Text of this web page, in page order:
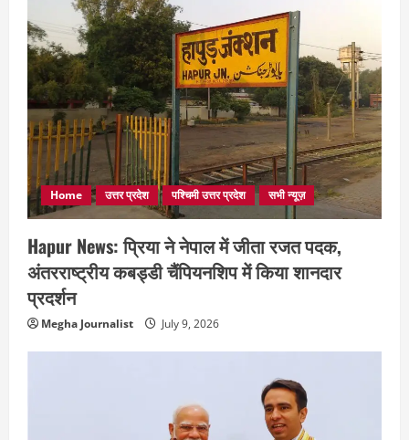
Home उत्तर प्रदेश पश्चिमी उत्तर प्रदेश सभी न्यूज़
Hapur News: प्रिया ने नेपाल में जीता रजत पदक,
अंतरराष्ट्रीय कबड्डी चैंपियनशिप में किया शानदार
प्रदर्शन
Megha Journalist July 9, 2026